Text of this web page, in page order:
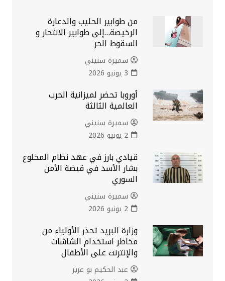
من طوابير الحليب والدعارة
الرخيصة…إلى طوابير الانتحار و
السقوط الحر
سميرة سنيني
3 يونيو 2026
أوروبا تحضر لميزانية الحرب
العالمية الثالثة
سميرة سنيني
2 يونيو 2026
قيادي بارز في عهد نظام المخلوع
بشار الأسد في قبضة الأمن
السوري
سميرة سنيني
2 يونيو 2026
وزارة البريد تحذر الأولياء من
مخاطر استخدام الشاشات
والإنترنت على الأطفال
عبد الحكيم بو عزيز